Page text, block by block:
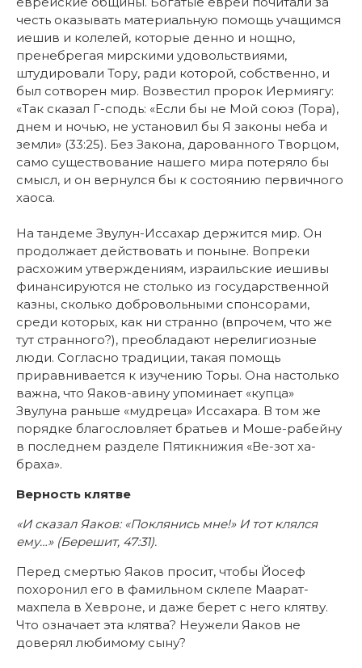
честь оказывать материальную помощь учащимся
иешив и колелей, которые денно и нощно,
пренебрегая мирскими удовольствиями,
штудировали Тору, ради которой, собственно, и
был сотворен мир. Возвестил пророк Иермиягу:
«Так сказал Г-сподь: «Если бы не Мой союз (Тора),
днем и ночью, не установил бы Я законы неба и
земли» (33:25). Без Закона, дарованного Творцом,
само существование нашего мира потеряло бы
смысл, и он вернулся бы к состоянию первичного
хаоса.
На тандеме Звулун-Иссахар держится мир. Он
продолжает действовать и поныне. Вопреки
расхожим утверждениям, израильские иешивы
финансируются не столько из государственной
казны, сколько добровольными спонсорами,
среди которых, как ни странно (впрочем, что же
тут странного?), преобладают нерелигиозные
люди. Согласно традиции, такая помощь
приравнивается к изучению Торы. Она настолько
важна, что Яаков-авину упоминает «купца»
Звулуна раньше «мудреца» Иссахара. В том же
порядке благословляет братьев и Моше-рабейну
в последнем разделе Пятикнижия «Ве-зот ха-
браха».
Верность клятве
«И сказал Яаков: «Поклянись мне!» И тот клялся
ему…» (Берешит, 47:31).
Перед смертью Яаков просит, чтобы Йосеф
похоронил его в фамильном склепе Маарат-
махпела в Хевроне, и даже берет с него клятву.
Что означает эта клятва? Неужели Яаков не
доверял любимому сыну?